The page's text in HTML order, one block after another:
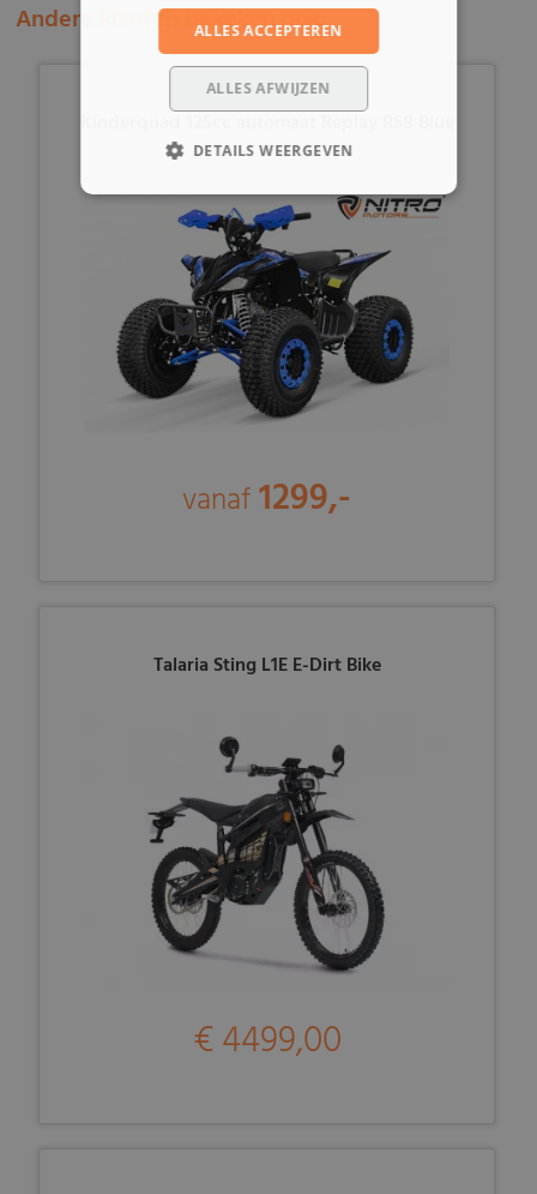
Andere klanten bekeken ook:
vanaf1299,-
Talaria Sting L1E E-Dirt Bike
€ 4499,00
ALLES ACCEPTEREN
ALLES AFWIJZEN
DETAILS WEERGEVEN